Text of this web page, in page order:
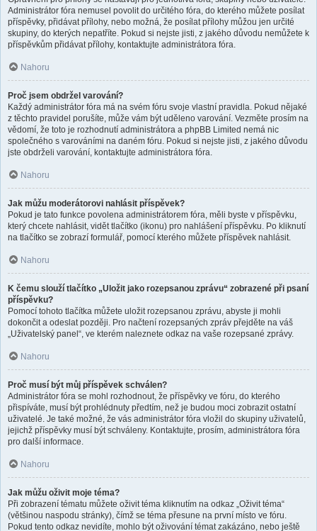
Administrátor fóra nemusel povolit do určitého fóra, do kterého můžete posílat
příspěvky, přidávat přílohy, nebo možná, že posílat přílohy můžou jen určité
skupiny, do kterých nepatříte. Pokud si nejste jisti, z jakého důvodu nemůžete k
příspěvkům přidávat přílohy, kontaktujte administrátora fóra.
Nahoru
Proč jsem obdržel varování?
Každý administrátor fóra má na svém fóru svoje vlastní pravidla. Pokud nějaké
z těchto pravidel porušíte, může vám být uděleno varování. Vezměte prosím na
vědomí, že toto je rozhodnutí administrátora a phpBB Limited nemá nic
společného s varováními na daném fóru. Pokud si nejste jisti, z jakého důvodu
jste obdrželi varování, kontaktujte administrátora fóra.
Nahoru
Jak můžu moderátorovi nahlásit příspěvek?
Pokud je tato funkce povolena administrátorem fóra, měli byste v příspěvku,
který chcete nahlásit, vidět tlačítko (ikonu) pro nahlášení příspěvku. Po kliknutí
na tlačítko se zobrazí formulář, pomocí kterého můžete příspěvek nahlásit.
Nahoru
K čemu slouží tlačítko „Uložit jako rozepsanou zprávu“ zobrazené při psaní
příspěvku?
Pomocí tohoto tlačítka můžete uložit rozepsanou zprávu, abyste ji mohli
dokončit a odeslat později. Pro načtení rozepsaných zpráv přejděte na váš
„Uživatelský panel“, ve kterém naleznete odkaz na vaše rozepsané zprávy.
Nahoru
Proč musí být můj příspěvek schválen?
Administrátor fóra se mohl rozhodnout, že příspěvky ve fóru, do kterého
přispíváte, musí být prohlédnuty předtím, než je budou moci zobrazit ostatní
uživatelé. Je také možné, že vás administrátor fóra vložil do skupiny uživatelů,
jejichž příspěvky musí být schváleny. Kontaktujte, prosím, administrátora fóra
pro další informace.
Nahoru
Jak můžu oživit moje téma?
Při zobrazení tématu můžete oživit téma kliknutím na odkaz „Oživit téma“
(většinou naspodu stránky), čímž se téma přesune na první místo ve fóru.
Pokud tento odkaz nevidíte, mohlo být oživování témat zakázáno, nebo ještě